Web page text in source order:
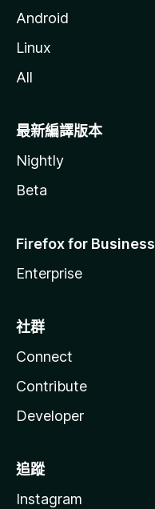
Android
Linux
All
最新編譯版本
Nightly
Beta
Firefox for Business
Enterprise
社群
Connect
Contribute
Developer
追蹤
Instagram